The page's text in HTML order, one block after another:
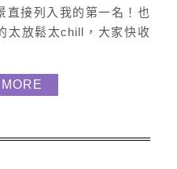
直接列入我的第一名！也
太放鬆太chill，大家快收
」。 這裡擁有一個寬敞的
滑的碎石，車輛可以停放